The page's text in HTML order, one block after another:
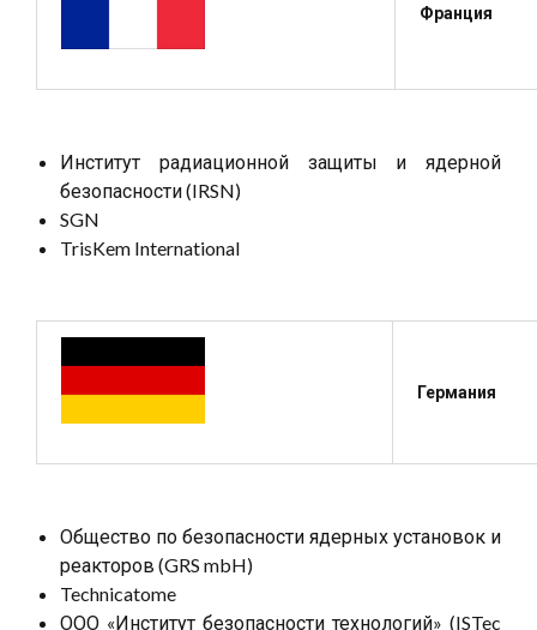
Франция
Институт радиационной защиты и ядерной
безопасности (IRSN)
SGN
TrisKem International
Германия
Общество по безопасности ядерных установок и
реакторов (GRS mbH)
Technicatome
ООО «Институт безопасности технологий» (ISTec